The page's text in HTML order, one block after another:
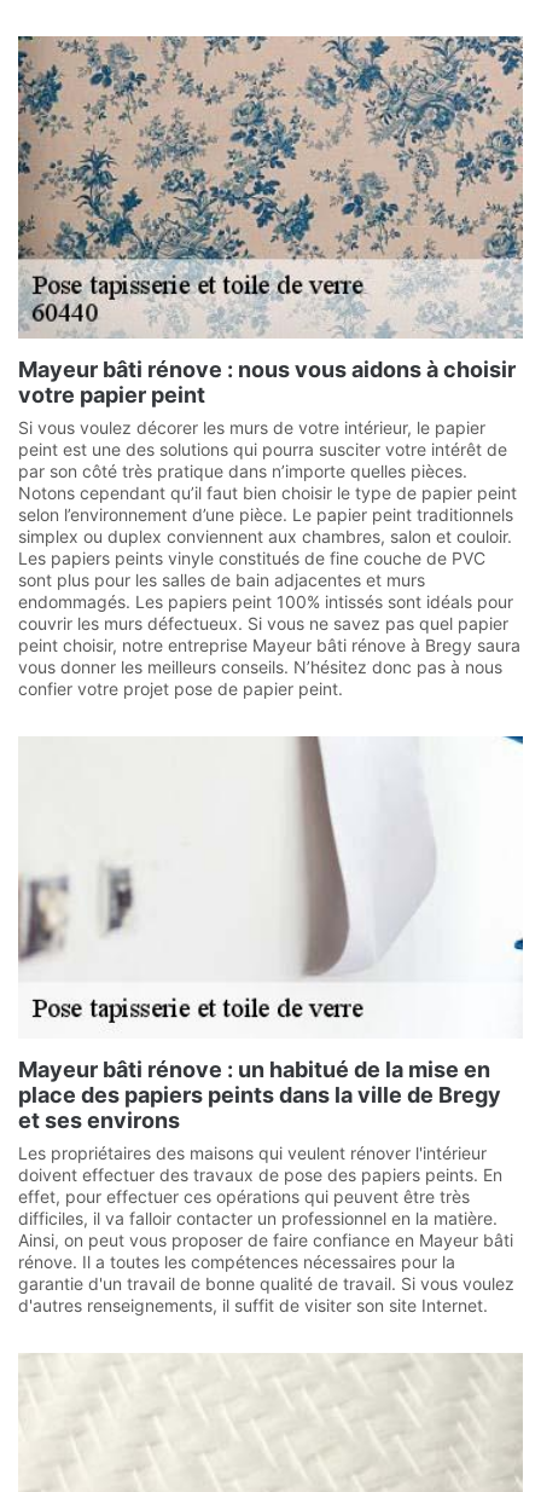
Mayeur bâti rénove : nous vous aidons à choisir
votre papier peint
Si vous voulez décorer les murs de votre intérieur, le papier
peint est une des solutions qui pourra susciter votre intérêt de
par son côté très pratique dans n’importe quelles pièces.
Notons cependant qu’il faut bien choisir le type de papier peint
selon l’environnement d’une pièce. Le papier peint traditionnels
simplex ou duplex conviennent aux chambres, salon et couloir.
Les papiers peints vinyle constitués de fine couche de PVC
sont plus pour les salles de bain adjacentes et murs
endommagés. Les papiers peint 100% intissés sont idéals pour
couvrir les murs défectueux. Si vous ne savez pas quel papier
peint choisir, notre entreprise Mayeur bâti rénove à Bregy saura
vous donner les meilleurs conseils. N’hésitez donc pas à nous
confier votre projet pose de papier peint.
Mayeur bâti rénove : un habitué de la mise en
place des papiers peints dans la ville de Bregy
et ses environs
Les propriétaires des maisons qui veulent rénover l'intérieur
doivent effectuer des travaux de pose des papiers peints. En
effet, pour effectuer ces opérations qui peuvent être très
difficiles, il va falloir contacter un professionnel en la matière.
Ainsi, on peut vous proposer de faire confiance en Mayeur bâti
rénove. Il a toutes les compétences nécessaires pour la
garantie d'un travail de bonne qualité de travail. Si vous voulez
d'autres renseignements, il suffit de visiter son site Internet.